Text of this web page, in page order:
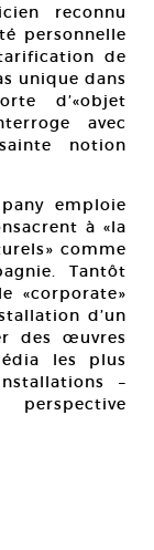
reconnu
personnelle
de
unique dans
d’«objet
avec
notion
emploie
à «la
comme
Tantôt
«corporate»
d’un
des œuvres
les plus
–